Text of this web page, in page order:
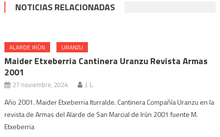
NOTICIAS RELACIONADAS
ALARDE IRÚN URANZU
Maider Etxeberria Cantinera Uranzu Revista Armas
2001
27 noviembre, 2024 J. L.
Año 2001. Maider Etxeberria Iturralde. Cantinera Compañía Uranzu en la
revista de Armas del Alarde de San Marcial de Irún 2001 fuente M.
Etxeberria